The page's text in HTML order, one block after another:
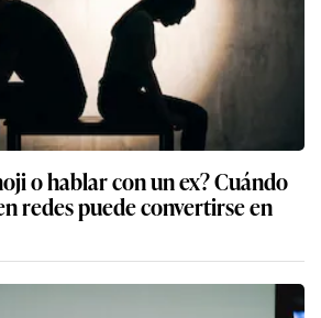
o hablar con un ex? Cuándo
redes puede convertirse en